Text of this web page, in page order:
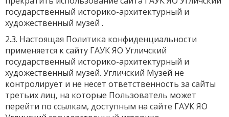
государственный историко-архитектурный и
художественный музей .
2.3. Настоящая Политика конфиденциальности
применяется к сайту ГАУК ЯО Угличский
государственный историко-архитектурный и
художественный музей. Угличский Музей не
контролирует и не несет ответственность за сайты
третьих лиц, на которые Пользователь может
перейти по ссылкам, доступным на сайте ГАУК ЯО